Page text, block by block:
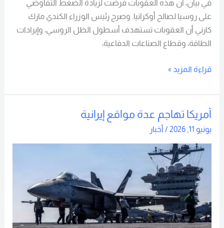
في بيان، أن هذه العقوبات فرضت لزيادة الضغط التفاوضي
على روسيا لصالح أوكرانيا. وصرح رئيس الوزراء الكندي مارك
كارني أن العقوبات تستهدف أسطول الظل الروسي، وإيرادات
الطاقة، وقطاع الصناعات الدفاعية،
قراءة المزيد »
أمريكا تهاجم عدة مواقع إيرانية
يونيو 11, 2026 / أخبار
أمريكا
تهاجم
مواقع
إيرانية